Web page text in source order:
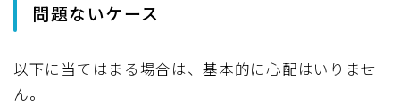
問題ないケース
以下に当てはまる場合は、基本的に心配はいりませ
ん。